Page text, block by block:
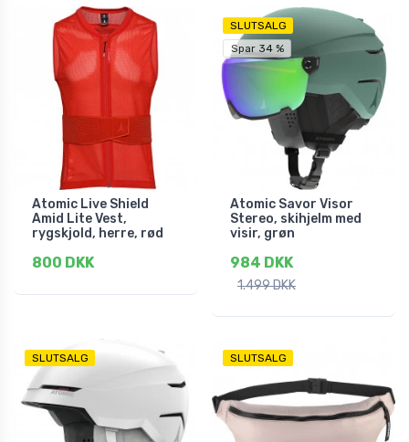
Atomic Live Shield
Amid Lite Vest,
rygskjold, herre, rød
800 DKK
SLUTSALG
Spar 34 %
Atomic Savor Visor
Stereo, skihjelm med
visir, grøn
984 DKK
1.499 DKK
SLUTSALG SLUTSALG